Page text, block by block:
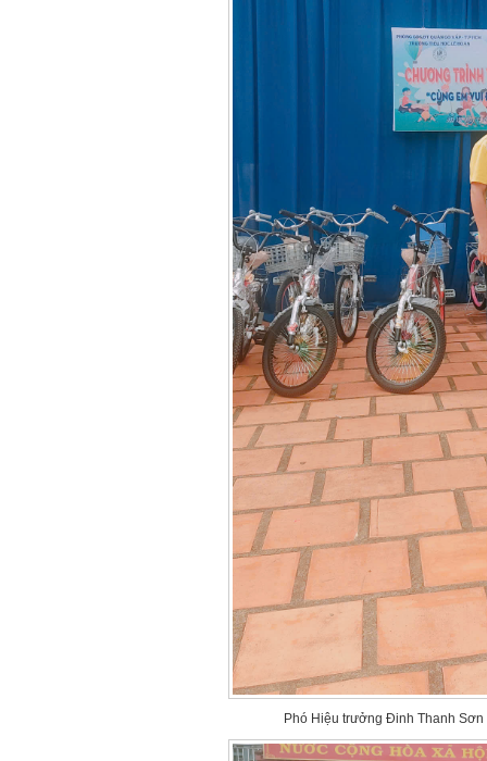
Phó Hiệu trưởng Đinh Thanh